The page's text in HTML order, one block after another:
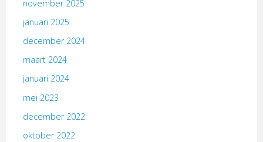
november 2025
januari 2025
december 2024
maart 2024
januari 2024
mei 2023
december 2022
oktober 2022